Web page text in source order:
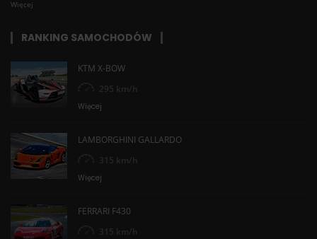
Więcej
RANKING SAMOCHODÓW
KTM X-BOW
295 km/h
Więcej
LAMBORGHINI GALLARDO
315 km/h
Więcej
FERRARI F430
315 km/h